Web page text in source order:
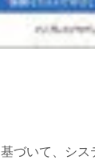
づいて、シス